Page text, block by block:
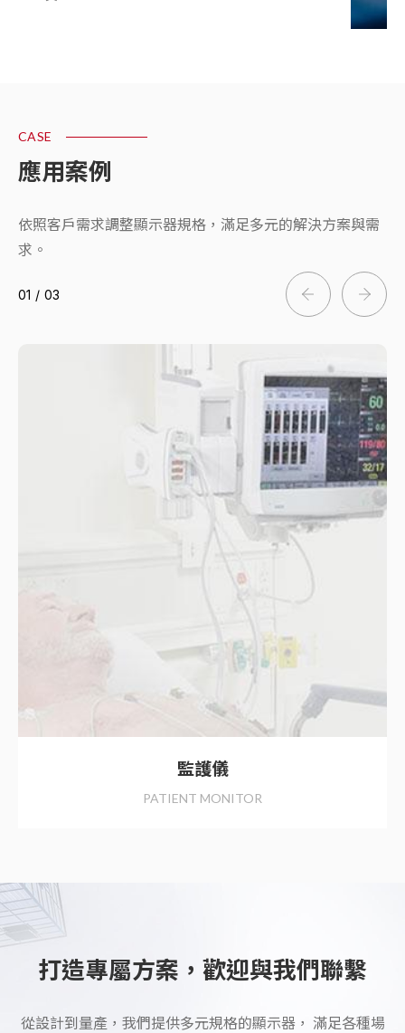
CASE
應用案例
依照客戶需求調整顯示器規格，滿足多元的解決方案與需
求。
01 / 03
監護儀
PATIENT MONITOR
打造專屬方案，歡迎與我們聯繫
從設計到量產，我們提供多元規格的顯示器， 滿足各種場